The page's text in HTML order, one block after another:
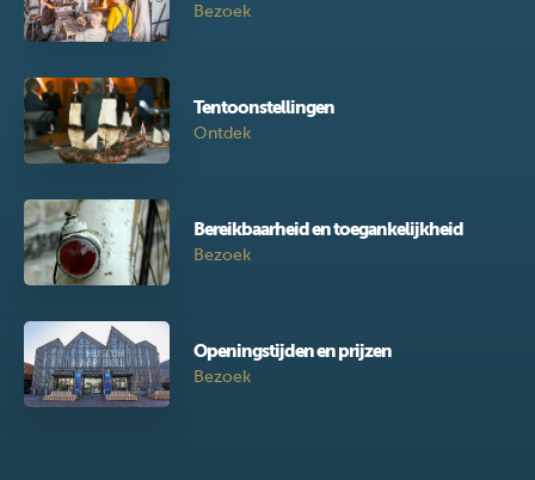
Bezoek
Tentoonstellingen
Ontdek
Bereikbaarheid en toegankelijkheid
Bezoek
Openingstijden en prijzen
Bezoek